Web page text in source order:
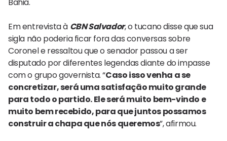
Em entrevista à CBN Salvador, o tucano disse que sua
sigla não poderia ficar fora das conversas sobre
Coronel e ressaltou que o senador passou a ser
disputado por diferentes legendas diante do impasse
com o grupo governista. “Caso isso venha a se
concretizar, será uma satisfação muito grande
para todo o partido. Ele será muito bem-vindo e
muito bem recebido, para que juntos possamos
construir a chapa que nós queremos”, afirmou.